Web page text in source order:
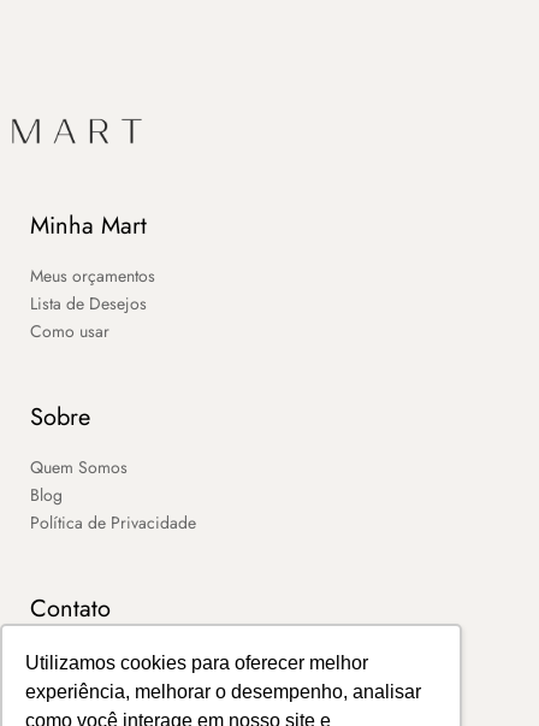
Utilizamos cookies para oferecer melhor
experiência, melhorar o desempenho, analisar
como você interage em nosso site e
Minha Mart
Meus orçamentos
Lista de Desejos
Como usar
Sobre
Quem Somos
Blog
Política de Privacidade
Contato
SAC
Contato
Portal de Boletos